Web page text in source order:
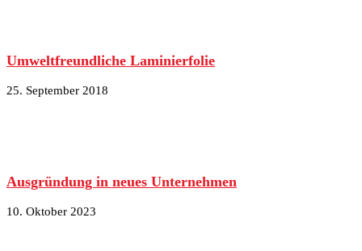
Umweltfreundliche Laminierfolie
25. September 2018
Ausgründung in neues Unternehmen
10. Oktober 2023